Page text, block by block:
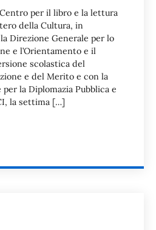
per il libro e la lettura
della Cultura, in
Direzione Generale per lo
e l’Orientamento e il
scolastica del
e del Merito e con la
la Diplomazia Pubblica e
la settima […]